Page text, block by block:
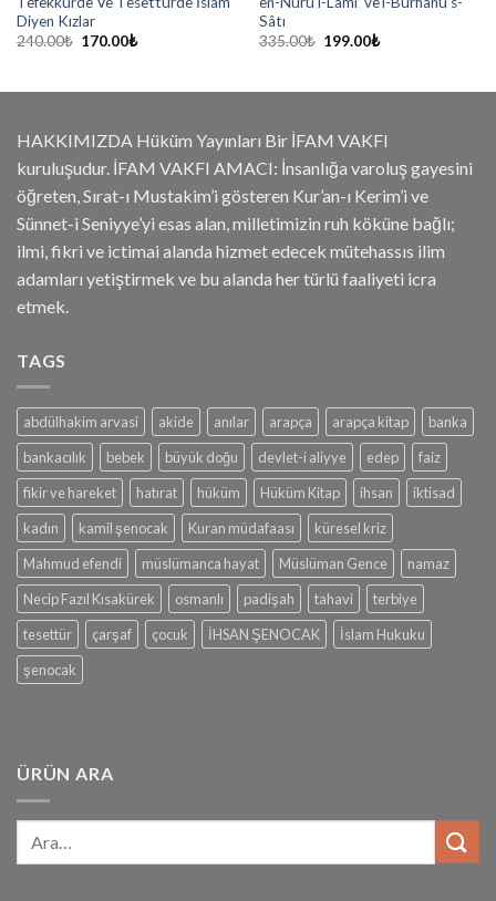
Diyen Kızlar
240.00₺ Orijinal
170.00₺Şu
Sâtı
335.00₺ Orijinal
199.00₺Şu
HAKKIMIZDA Hüküm Yayınları Bir İFAM VAKFI
kuruluşudur. İFAM VAKFI AMACI: İnsanlığa varoluş gayesini
öğreten, Sırat-ı Mustakim’i gösteren Kur’an-ı Kerim’i ve
Sünnet-i Seniyye’yi esas alan, milletimizin ruh köküne bağlı;
ilmi, fikri ve ictimai alanda hizmet edecek mütehassıs ilim
adamları yetiştirmek ve bu alanda her türlü faaliyeti icra
etmek.
TAGS
abdülhakim arvasi akide anılar arapça arapça kitap
banka
bankacılık
bebek büyük doğu devlet-i aliyye edep
faiz
fikir ve hareket
hatırat hüküm Hüküm Kitap ihsan
iktisad
kadın
kamil şenocak Kuran müdafaası
küresel kriz
Mahmud efendi
müslümanca hayat Müslüman Gence
namaz
Necip Fazıl Kısakürek
osmanlı padişah tahavi
terbiye
tesettür
çarşaf çocuk İHSAN ŞENOCAK
İslam Hukuku
şenocak
ÜRÜN ARA